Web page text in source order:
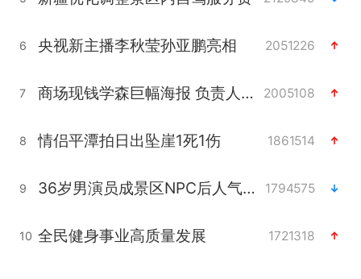
6 央视新主播李秋莹孙亚鹏亮相 2051226
7 商场现钱学森巨幅海报 负责人回应 2005108
8 情侣平潭拍日出坠崖1死1伤 1861514
9 36岁男演员成景区NPC后人气爆棚 1794575
10 全民健身事业高质量发展 1721318